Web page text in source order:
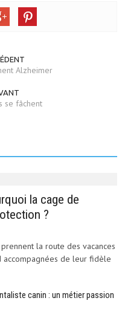
Alzheimer
se fâchent
la cage de
?
la route des vacances
de leur fidèle
canin : un métier passion